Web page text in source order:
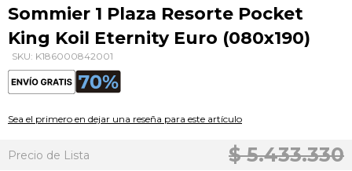
al
comienzo
de
la
galería
de
Sommier 1 Plaza Resorte Pocket
King Koil Eternity Euro (080x190)
SKU: K186000842001
Sea el primero en dejar una reseña para este artículo
Precio de Lista $ 5.433.330